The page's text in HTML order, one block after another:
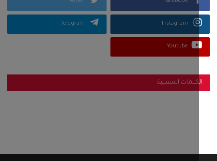
Instagram
Telegram
Youtube
الشعبية